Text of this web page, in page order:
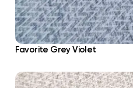
Favorite Grey Violet